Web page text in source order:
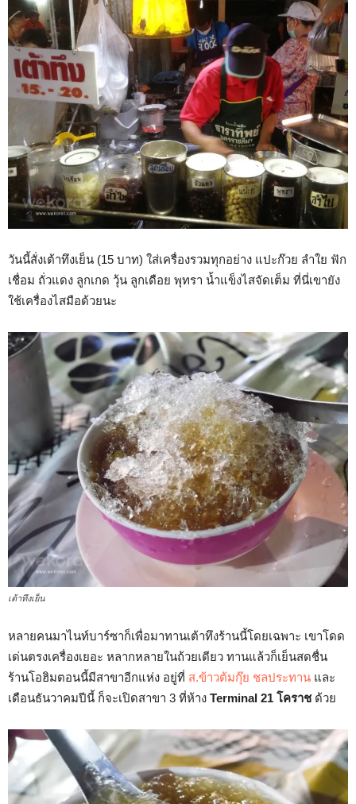
วันนี้สั่งเต้าทึงเย็น (15 บาท) ใส่เครื่องรวมทุกอย่าง แปะก๊วย ลำใย ฟัก
เชื่อม ถั่วแดง ลูกเกด วุ้น ลูกเดือย พุทรา น้ำแข็งไสจัดเต็ม ที่นี่เขายัง
ใช้เครื่องไสมือด้วยนะ
เต้าทึงเย็น
หลายคนมาไนท์บาร์ซาก็เพื่อมาทานเต้าทึงร้านนี้โดยเฉพาะ เขาโดด
เด่นตรงเครื่องเยอะ หลากหลายในถ้วยเดียว ทานแล้วก็เย็นสดชื่น
ร้านโอฮิมตอนนี้มีสาขาอีกแห่ง อยู่ที่ ส.ข้าวต้มกุ๊ย ชลประทาน และ
เดือนธันวาคมปีนี้ ก็จะเปิดสาขา 3 ที่ห้าง Terminal 21 โคราชด้วย